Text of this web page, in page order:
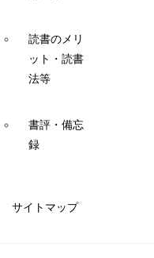
読書のメリ
ット・読書
法等
書評・備忘
録
サイトマップ